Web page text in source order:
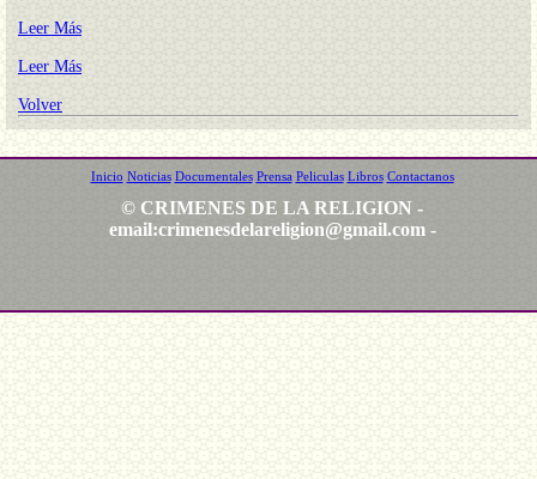
Leer Más
Leer Más
Volver
Inicio Noticias Documentales Prensa Peliculas Libros Contactanos
© CRIMENES DE LA RELIGION -
email:crimenesdelareligion@gmail.com-